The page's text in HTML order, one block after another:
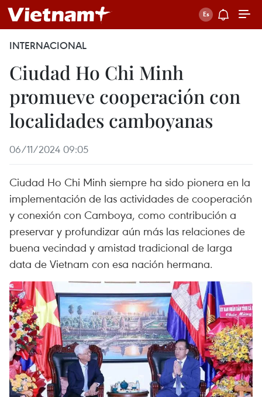
INTERNACIONAL
Ciudad Ho Chi Minh
promueve cooperación con
localidades camboyanas
06/11/2024 09:05
Ciudad Ho Chi Minh siempre ha sido pionera en la
implementación de las actividades de cooperación
y conexión con Camboya, como contribución a
preservar y profundizar aún más las relaciones de
buena vecindad y amistad tradicional de larga
data de Vietnam con esa nación hermana.